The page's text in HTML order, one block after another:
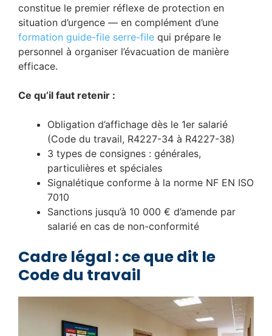
constitue le premier réflexe de protection en
situation d’urgence — en complément d’une
formation guide-file serre-file qui prépare le
personnel à organiser l’évacuation de manière
efficace.
Ce qu’il faut retenir :
Obligation d’affichage dès le 1er salarié
(Code du travail, R4227-34 à R4227-38)
3 types de consignes : générales,
particulières et spéciales
Signalétique conforme à la norme NF EN ISO
7010
Sanctions jusqu’à 10 000 € d’amende par
salarié en cas de non-conformité
Cadre légal : ce que dit le
Code du travail